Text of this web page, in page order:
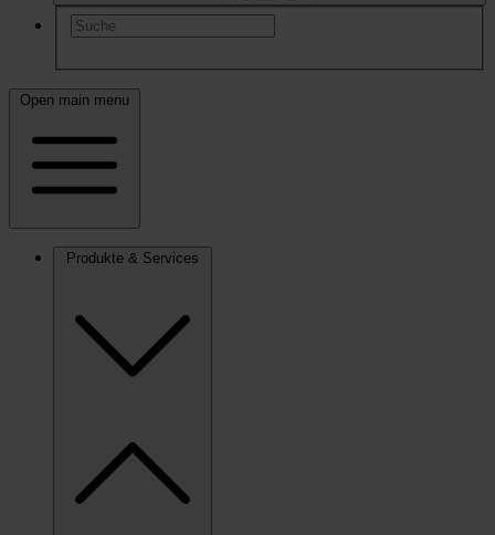
Open main menu
Produkte & Services